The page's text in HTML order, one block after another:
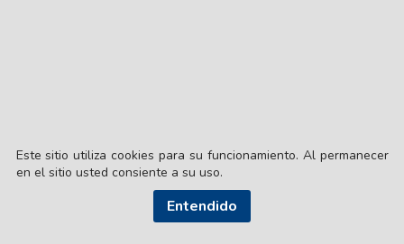
Este sitio utiliza cookies para su funcionamiento. Al permanecer
en el sitio usted consiente a su uso.
Entendido